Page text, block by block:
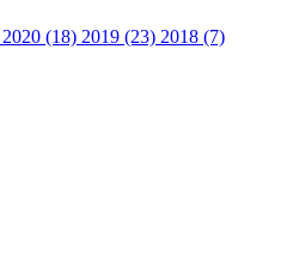
2020 (18) 2019 (23) 2018 (7)